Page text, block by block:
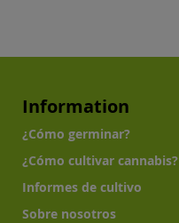
Information
¿Cómo germinar?
¿Cómo cultivar cannabis?
Informes de cultivo
Sobre nosotros